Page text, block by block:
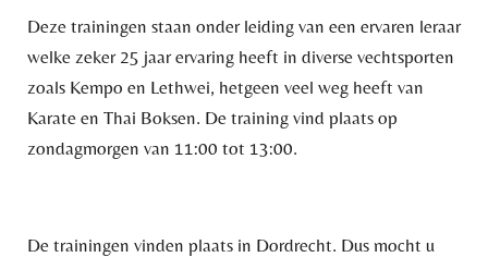
Deze trainingen staan onder leiding van een ervaren leraar
welke zeker 25 jaar ervaring heeft in diverse vechtsporten
zoals Kempo en Lethwei, hetgeen veel weg heeft van
Karate en Thai Boksen. De training vind plaats op
zondagmorgen van 11:00 tot 13:00.
De trainingen vinden plaats in Dordrecht. Dus mocht u